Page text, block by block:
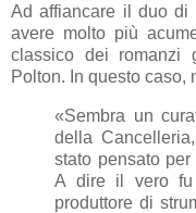
Ad affiancare il duo di
avere molto più
classico dei romanzi
Polton. In questo caso,
«Sembra un
della
stato pensato
A dire il vero fu
produttore di